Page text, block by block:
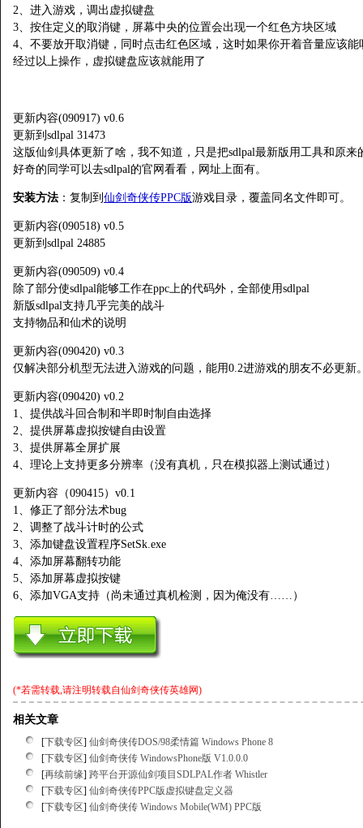
2、进入游戏，调出虚拟键盘
3、按住定义的取消键，屏幕中央的位置会出现一个红色方块区域
4、不要放开取消键，同时点击红色区域，这时如果你开着音量应该
经过以上操作，虚拟键盘应该就能用了
更新内容(090917) v0.6
更新到sdlpal 31473
这版仙剑具体更新了啥，我不知道，只是把sdlpal最新版用工具和原
好奇的同学可以去sdlpal的官网看看，网址上面有。
安装方法 ：复制到 仙剑奇侠传PPC版游戏目录，覆盖同名文件即可。
更新内容(090518) v0.5
更新到sdlpal 24885
更新内容(090509) v0.4
除了部分使sdlpal能够工作在ppc上的代码外，全部使用sdlpal
新版sdlpal支持几乎完美的战斗
支持物品和仙术的说明
更新内容(090420) v0.3
仅解决部分机型无法进入游戏的问题，能用0.2进游戏的朋友不必更新
更新内容(090420) v0.2
1、提供战斗回合制和半即时制自由选择
2、提供屏幕虚拟按键自由设置
3、提供屏幕全屏扩展
4、理论上支持更多分辨率（没有真机，只在模拟器上测试通过）
更新内容（090415）v0.1
1、修正了部分法术bug
2、调整了战斗计时的公式
3、添加键盘设置程序SetSk.exe
4、添加屏幕翻转功能
5、添加屏幕虚拟按键
6、添加VGA支持（尚未通过真机检测，因为俺没有……）
(*若需转载,请注明转载自仙剑奇侠传英雄网)
相关文章
[下载专区] 仙剑奇侠传DOS/98柔情篇 Windows Phone 8
[下载专区] 仙剑奇侠传 WindowsPhone版 V1.0.0.0
[再续前缘] 跨平台开源仙剑项目SDLPAL作者 Whistler
[下载专区] 仙剑奇侠传PPC版虚拟键盘定义器
[下载专区] 仙剑奇侠传 Windows Mobile(WM) PPC版